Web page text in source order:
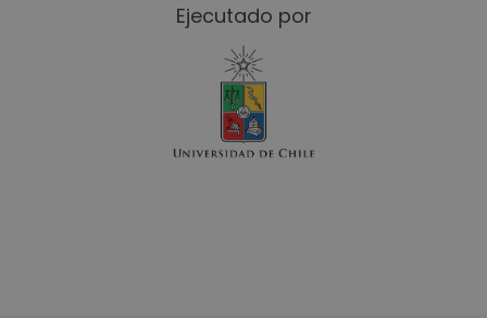
Patricio Muñoz
Paulina Farías
Picadilloz
Ejecutado por